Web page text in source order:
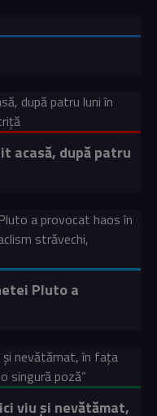
acasă, după patru
Pluto a
viu și nevătămat,